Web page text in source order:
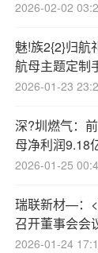
2026-02-02
魅!族2{2}归航
航母主题定制
售
2026-01-23
深?圳燃气：
母净利润9.18
降13.08%
2026-01-25
瑞联新材—：
召开董事会会
2026-01-24